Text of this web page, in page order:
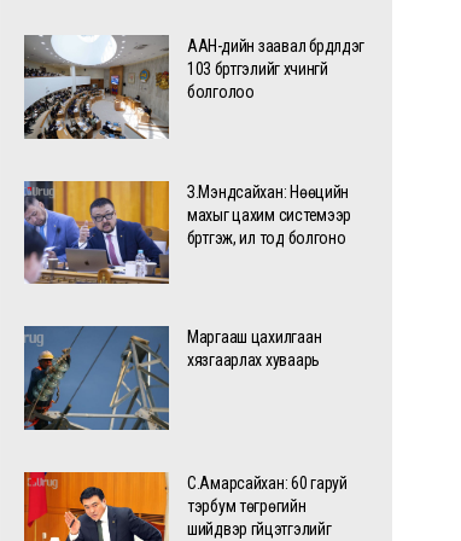
ААН-үүдийн заавал бүрдүүлдэг
103 бүртгэлийг хүчингүй
болголоо
З.Мэндсайхан: Нөөцийн
махыг цахим системээр
бүртгэж, ил тод болгоно
Маргааш цахилгаан
хязгаарлах хуваарь
С.Амарсайхан: 60 гаруй
тэрбум төгрөгийн
шийдвэр гүйцэтгэлийг